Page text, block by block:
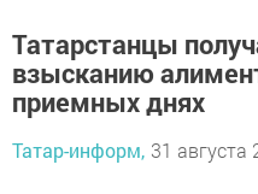
Татарстанцы
взысканию
приемных днях
Татар-информ, 31 августа